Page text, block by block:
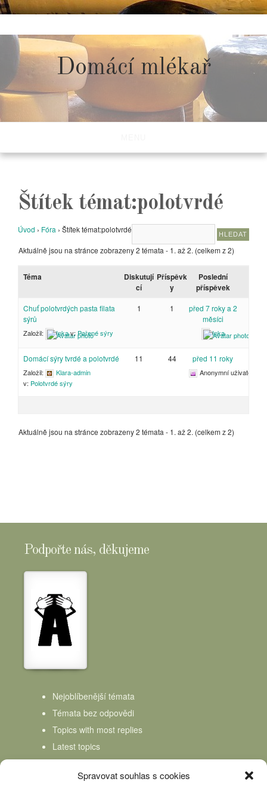
Spravovat souhlas s cookies
to
content
Domácí mlékař
Štítek témat:polotvrdé
Úvod › Fóra › Štítek témat:polotvrdé
Aktuálně jsou na stránce zobrazeny 2 témata - 1. až 2. (celkem z 2)
Téma
Diskutují
cí
Příspěvk
y
Poslední
příspěvek
Chuť polotvrdých pasta filata
sýrů
Založil: Inkav:Pařené sýry
1 1
před 7 roky a 2
měsíci
Inka
Domácí sýry tvrdé a polotvrdé
Založil:
Klara-admin
v: Polotvrdé sýry
11 44 před 11 roky
Anonymní uživatel
Aktuálně jsou na stránce zobrazeny 2 témata - 1. až 2. (celkem z 2)
Podpořte nás, děkujeme
Nejoblíbenější témata
Témata bez odpovědi
Topics with most replies
Latest topics
Topics Freshness